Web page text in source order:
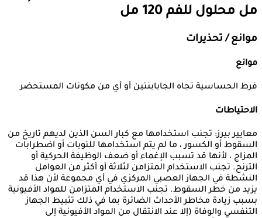
مل محلول للفم 120 مل
موانع / تحذيرات
موانع
فرط الحساسية تجاه الجابابنتين أو أي من مكونات المستحضر
الاحتياطات
معايير بيرز: تجنب استخدامها مع كبار السن الذين لديهم تاريخ من
السقوط أو الكسور ، ما لم يتم استخدامها للنوبات أو اضطرابات
المزاج ، لأنها قد تسبب الإغماء أو ضعف الوظيفة الحركية أو
الترنح. تجنب الاستخدام المتزامن لثلاثة أو أكثر من العوامل
النشطة في الجهاز العصبي المركزي في أي مجموعة لأن هذا قد
يزيد من خطر السقوط. تجنب الاستخدام المتزامن للمواد الأفيونية
بسبب زيادة مخاطر الأحداث الضائرة بما في ذلك تثبيط الجهاز
التنفسي والوفاة (إلا عند الانتقال من المواد الأفيونية إلى